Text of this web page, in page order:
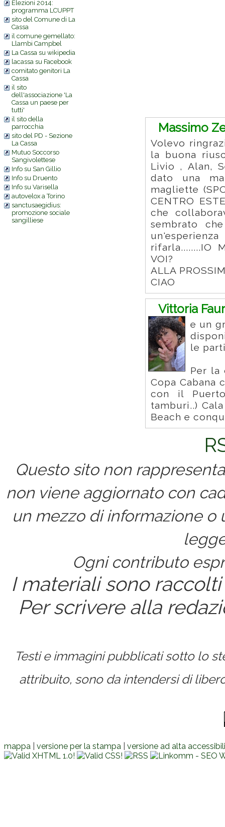
Elezioni 2014:
programma LCUPPT
sito del Comune di La
Cassa
il comune gemellato:
Llambi Campbel
La Cassa su wikipedia
lacassa su Facebook
comitato genitori La
Cassa
il sito
dell'associazione 'La
Cassa un paese per
tutti'
il sito della
parrocchia
sito del PD - Sezione
La Cassa
Mutuo Soccorso
Sangivolettese
Info su San Gillio
Info su Druento
Info su Varisella
autovelox a Torino
sanctusaegidius:
promozione sociale
sangilliese
Massimo
Volevo
la buona
Livio , Alan,
dato una
magliette
CENTRO
che
sembrato
rifarla........IO
VOI?
ALLA
CIAO
Vittoria
e un
le
Per la
Copa Cabana
con il
tamburi..)
Beach e
Questo sito non
non viene aggiornato con
un mezzo di informazione
Ogni contributo
I materiali sono
Per scrivere alla
Testi e immagini pubblicati sotto lo
attribuito, sono da intendersi di
mappa versione per la stampa versione ad alta